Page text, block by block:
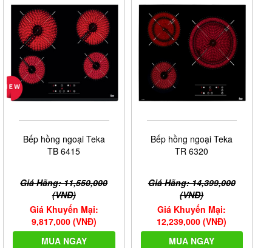
Bếp hồng ngoại Teka
TB 6415
Giá Hãng: 11,550,000
(VNĐ)
Giá Khuyến Mại:
9,817,000 (VNĐ)
MUA NGAY
Bếp hồng ngoại Teka
TR 6320
Giá Hãng: 14,399,000
(VNĐ)
Giá Khuyến Mại:
12,239,000 (VNĐ)
MUA NGAY